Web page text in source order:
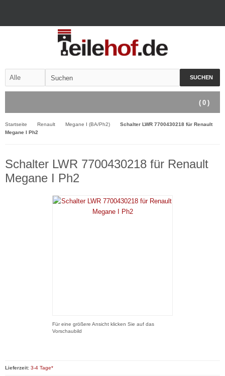
SUCHEN
( 0 )
Startseite Renault Megane I (BA/Ph2)
Schalter LWR 7700430218 für Renault
Megane I Ph2
Schalter LWR 7700430218 für Renault
Megane I Ph2
Für eine größere Ansicht klicken Sie auf das
Vorschaubild
Lieferzeit: 3-4 Tage*